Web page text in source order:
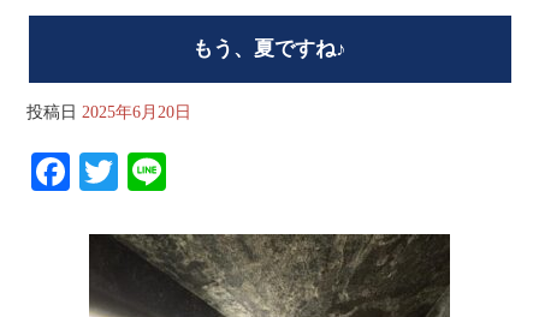
もう、夏ですね♪
投稿日 2025年6月20日
Fa
bo
ok
T
tte
r